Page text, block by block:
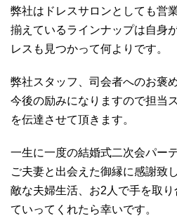
弊社はドレスサロンとしても営
揃えているラインナップは自身
レスも見つかって何よりです。
弊社スタッフ、司会者へのお褒
今後の励みになりますので担当
を伝達させて頂きます。
一生に一度の結婚式二次会パー
ご夫妻と出会えた御縁に感謝致
敵な夫婦生活、お2人で手を取
ていってくれたら幸いです。